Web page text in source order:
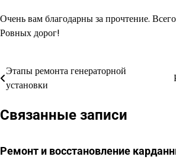
Очень вам благодарны за прочтение.
Ровных дорог!
Навигация
по
записям
Этапы ремонта генераторной
установки
Связанные записи
Ремонт и восстановление